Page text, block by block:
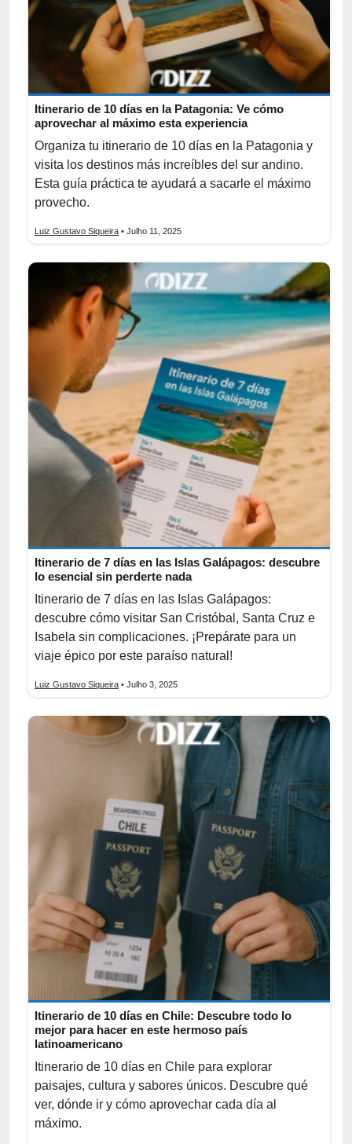
Itinerario de 10 días en la Patagonia: Ve cómo
aprovechar al máximo esta experiencia
Organiza tu itinerario de 10 días en la Patagonia y
visita los destinos más increíbles del sur andino.
Esta guía práctica te ayudará a sacarle el máximo
provecho.
Luiz Gustavo Siqueira • Julho 11, 2025
Itinerario de 7 días en las Islas Galápagos: descubre
lo esencial sin perderte nada
Itinerario de 7 días en las Islas Galápagos:
descubre cómo visitar San Cristóbal, Santa Cruz e
Isabela sin complicaciones. ¡Prepárate para un
viaje épico por este paraíso natural!
Luiz Gustavo Siqueira • Julho 3, 2025
Itinerario de 10 días en Chile: Descubre todo lo
mejor para hacer en este hermoso país
latinoamericano
Itinerario de 10 días en Chile para explorar
paisajes, cultura y sabores únicos. Descubre qué
ver, dónde ir y cómo aprovechar cada día al
máximo.